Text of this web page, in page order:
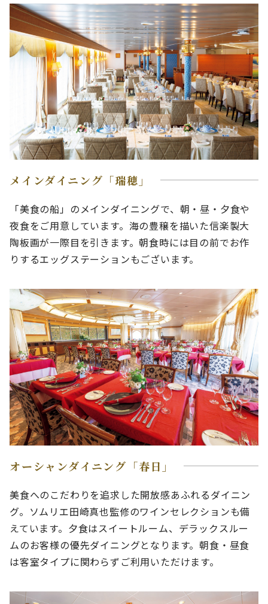
メインダイニング「瑞穂」
「美食の船」のメインダイニングで、朝・昼・夕食や
夜食をご用意しています。海の豊穣を描いた信楽製大
陶板画が一際目を引きます。朝食時には目の前でお作
りするエッグステーションもございます。
オーシャンダイニング「春日」
美食へのこだわりを追求した開放感あふれるダイニン
グ。ソムリエ田崎真也監修のワインセレクションも備
えています。夕食はスイートルーム、デラックスルー
ムのお客様の優先ダイニングとなります。朝食・昼食
は客室タイプに関わらずご利用いただけます。